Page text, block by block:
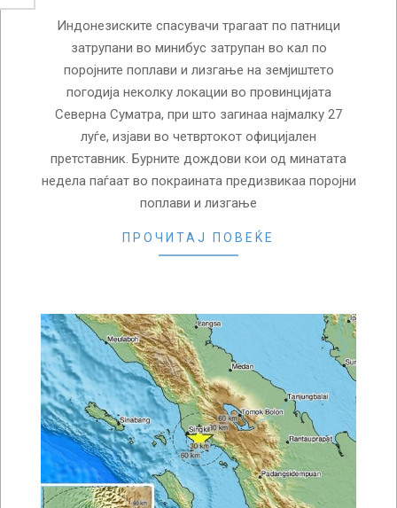
Индонезиските спасувачи трагаат по патници
затрупани во минибус затрупан во кал по
поројните поплави и лизгање на земјиштето
погодија неколку локации во провинцијата
Северна Суматра, при што загинаа најмалку 27
луѓе, изјави во четвртокот официјален
претставник. Бурните дождови кои од минатата
недела паѓаат во покраината предизвикаа поројни
поплави и лизгање
ПРОЧИТАЈ ПОВЕЌЕ